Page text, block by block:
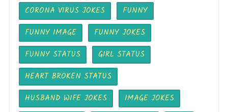
CORONA VIRUS JOKES
FUNNY
FUNNY IMAGE
FUNNY JOKES
FUNNY STATUS
GIRL STATUS
HEART BROKEN STATUS
HUSBAND WIFE JOKES
IMAGE JOKES